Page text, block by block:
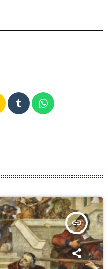
insert_link